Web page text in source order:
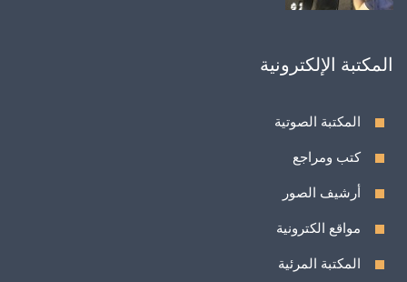
المكتبة الإلكترونية
المكتبة الصوتية
كتب ومراجع
أرشيف الصور
مواقع الكترونية
المكتبة المرئية